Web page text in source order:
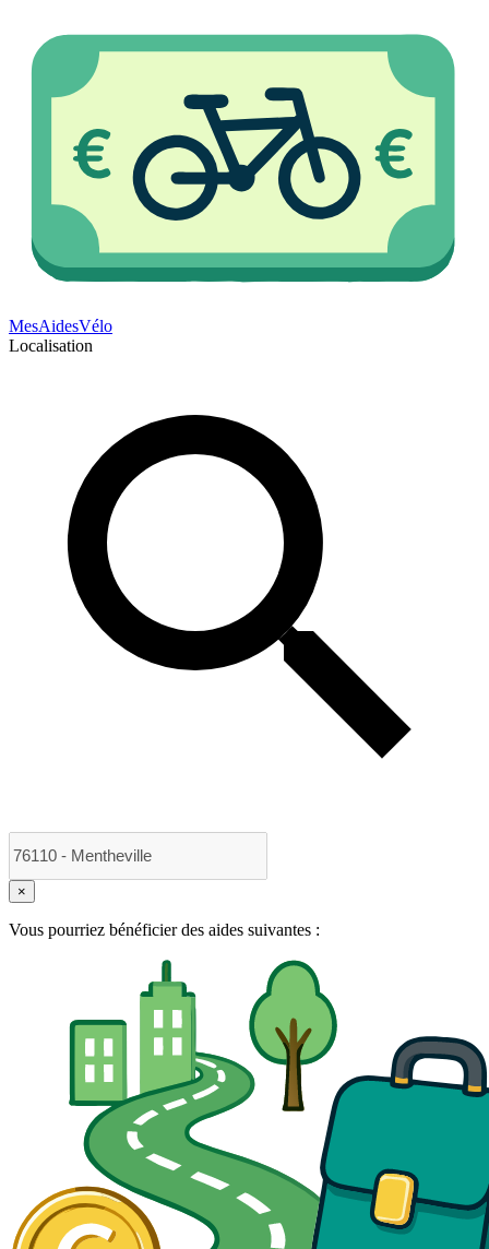
MesAidesVélo
Localisation
×
Vous pourriez bénéficier des aides suivantes :